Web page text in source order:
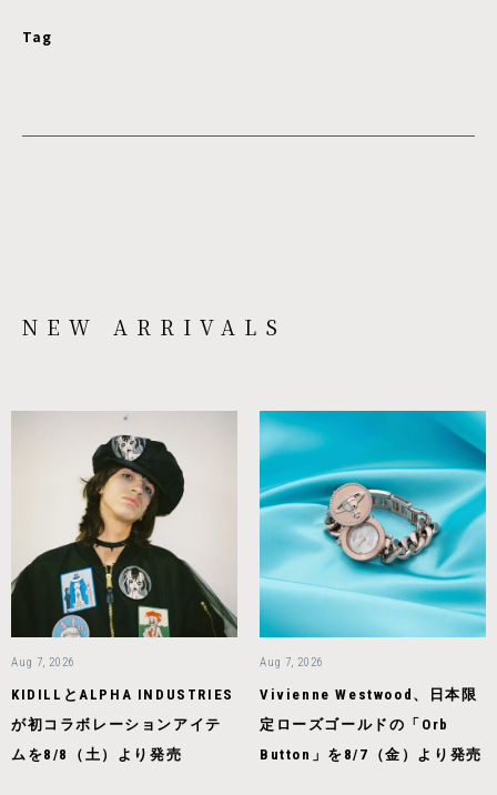
Tag
NEW ARRIVALS
Aug 7, 2026
KIDILLとALPHA INDUSTRIES
が初コラボレーションアイテ
ムを8/8（土）より発売
Aug 7, 2026
Vivienne Westwood、日本限
定ローズゴールドの「Orb
Button」を8/7（金）より発売